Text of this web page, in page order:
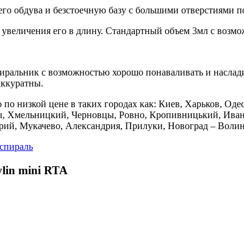
обдува и безстоечную базу с большими отверстиями
его в длину. Стандартный объем 3мл с
с возможностью хорошо понаваливать и
низкой цене в таких городах как: Киев, Харьков,
Черновцы, Ровно, Кропивницький,
Мукачево, Александрия, Прилуки, Новоград –
mini RTA